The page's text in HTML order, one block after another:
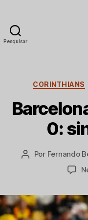
Pesquisar
CORINTHIANS
0:
Autor
Por Fernando